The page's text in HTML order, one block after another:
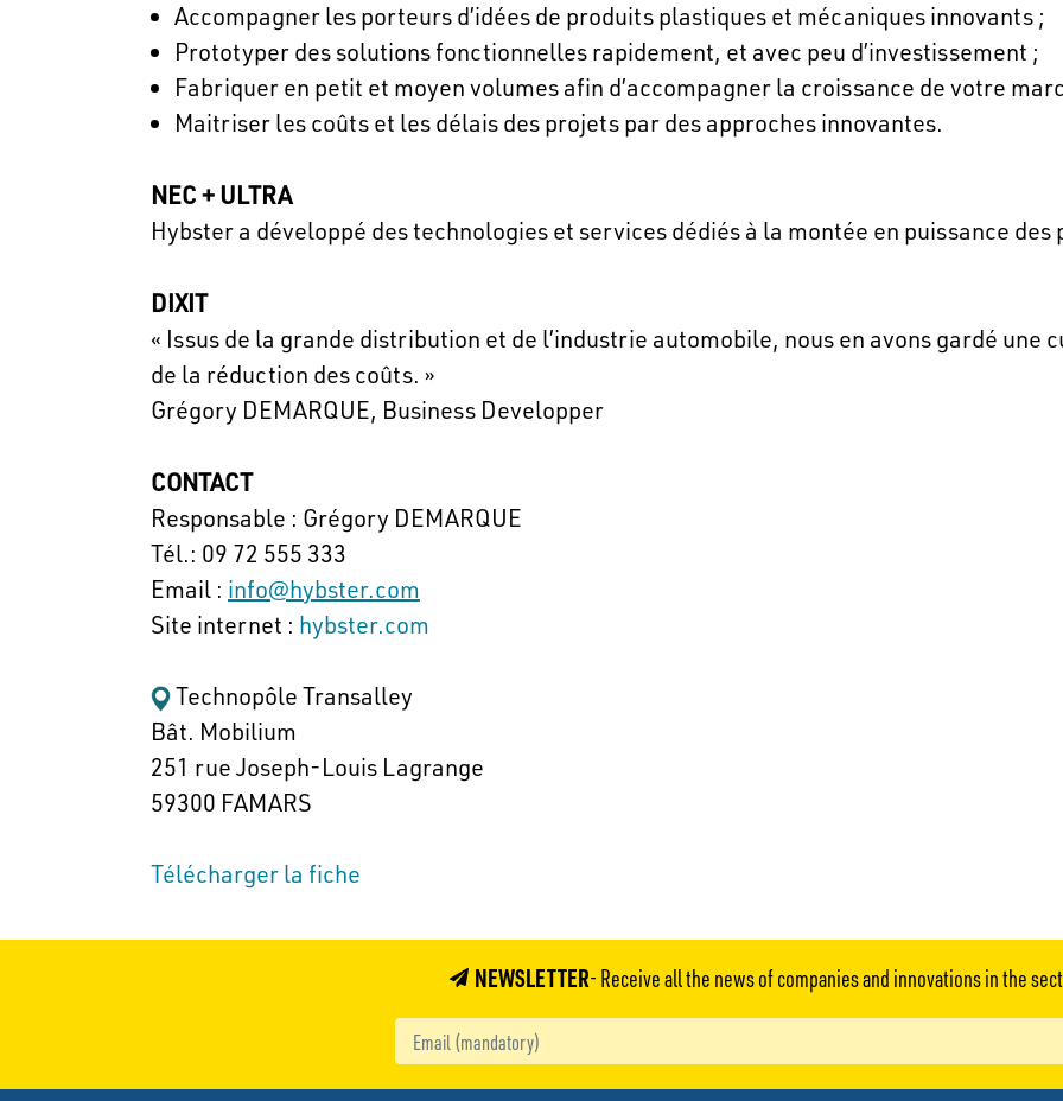
Accompagner les porteurs d’idées de produits plastiques et mécaniques innovants ;
Prototyper des solutions fonctionnelles rapidement, et avec peu d’investissement ;
Fabriquer en petit et moyen volumes afin d’accompagner la croissance de votre
Maitriser les coûts et les délais des projets par des approches innovantes.
NEC + ULTRA
Hybster a développé des technologies et services dédiés à la montée en puissance des
DIXIT
« Issus de la grande distribution et de l’industrie automobile, nous en avons gardé une
de la réduction des coûts. »
Grégory DEMARQUE, Business Developper
CONTACT
Responsable : Grégory DEMARQUE
Tél.: 09 72 555 333
Email : info@hybster.com
Site internet : hybster.com
Technopôle Transalley
Bât. Mobilium
251 rue Joseph-Louis Lagrange
59300 FAMARS
Télécharger la fiche
NEWSLETTER- Receive all the news of companies and innovations in the